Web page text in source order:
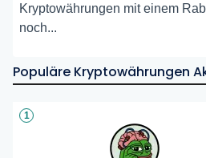
Kryptowährungen mit einem
noch...
Populäre Kryptowährungen
1